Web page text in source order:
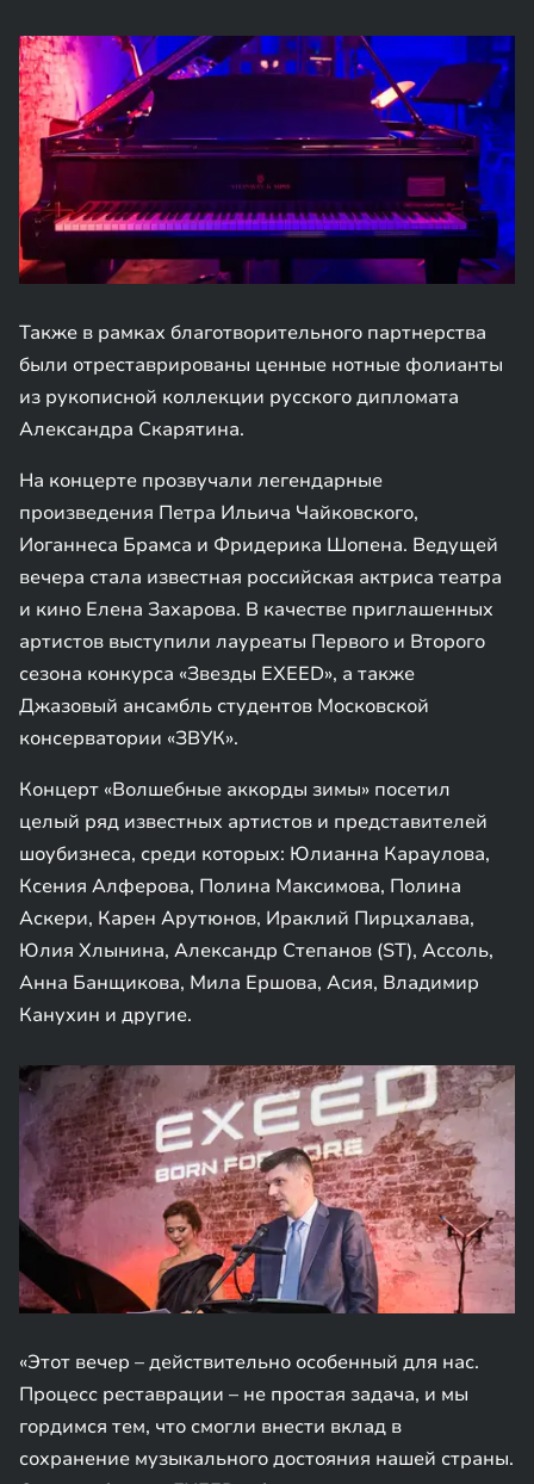
Также в рамках благотворительного партнерства
были отреставрированы ценные нотные фолианты
из рукописной коллекции русского дипломата
Александра Скарятина.
На концерте прозвучали легендарные
произведения Петра Ильича Чайковского,
Иоганнеса Брамса и Фридерика Шопена. Ведущей
вечера стала известная российская актриса театра
и кино Елена Захарова. В качестве приглашенных
артистов выступили лауреаты Первого и Второго
сезона конкурса «Звезды EXEED», а также
Джазовый ансамбль студентов Московской
консерватории «ЗВУК».
Концерт «Волшебные аккорды зимы» посетил
целый ряд известных артистов и представителей
шоубизнеса, среди которых: Юлианна Караулова,
Ксения Алферова, Полина Максимова, Полина
Аскери, Карен Арутюнов, Ираклий Пирцхалава,
Юлия Хлынина, Александр Степанов (ST), Ассоль,
Анна Банщикова, Мила Ершова, Асия, Владимир
Канухин и другие.
«Этот вечер – действительно особенный для нас.
Процесс реставрации – не простая задача, и мы
гордимся тем, что смогли внести вклад в
сохранение музыкального достояния нашей страны.